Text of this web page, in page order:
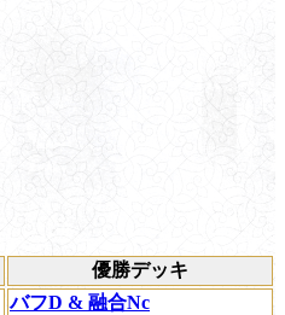
優勝デッキ
バフD & 融合Nc